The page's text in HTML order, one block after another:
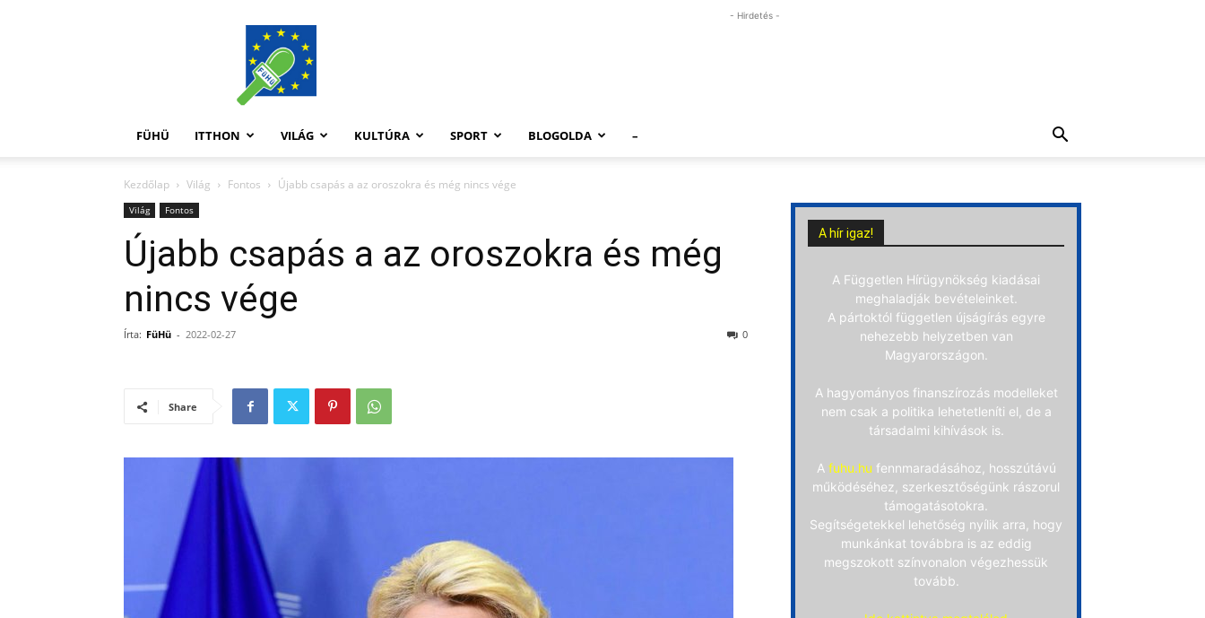
FüHü
- Hirdetés -
FÜHÜ ITTHON VILÁG KULTÚRA SPORT BLOGOLDA –
Kezdőlap Világ Fontos Újabb csapás a az oroszokra és még nincs vége
Világ Fontos
Újabb csapás a az oroszokra és még
nincs vége
Írta: FüHü - 2022-02-27 0
Share
A hír igaz!
A Független Hírügynökség kiadásai
meghaladják bevételeinket.
A pártoktól független újságírás egyre
nehezebb helyzetben van
Magyarországon.
A hagyományos finanszírozás modelleket
nem csak a politika lehetetleníti el, de a
társadalmi kihívások is.
A fuhu.hu fennmaradásához, hosszútávú
működéséhez, szerkesztőségünk rászorul
támogatásotokra.
Segítségetekkel lehetőség nyílik arra, hogy
munkánkat továbbra is az eddig
megszokott színvonalon végezhessük
tovább.